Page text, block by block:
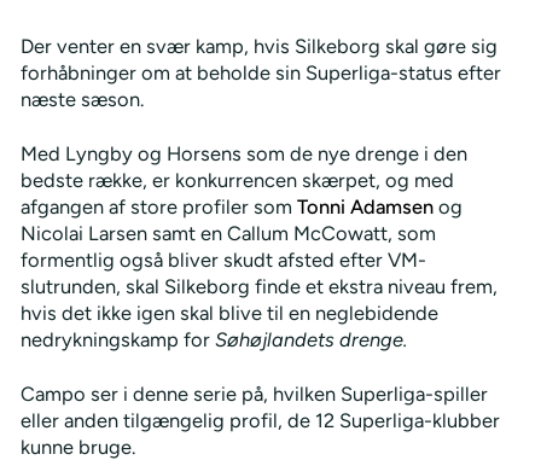
Der venter en svær kamp, hvis Silkeborg skal gøre sig
forhåbninger om at beholde sin Superliga-status efter
næste sæson.
Med Lyngby og Horsens som de nye drenge i den
bedste række, er konkurrencen skærpet, og med
afgangen af store profiler som Tonni Adamsenog
Nicolai Larsen samt en Callum McCowatt, som
formentlig også bliver skudt afsted efter VM-
slutrunden, skal Silkeborg finde et ekstra niveau frem,
hvis det ikke igen skal blive til en neglebidende
nedrykningskamp for Søhøjlandets drenge.
Campo ser i denne serie på, hvilken Superliga-spiller
eller anden tilgængelig profil, de 12 Superliga-klubber
kunne bruge.